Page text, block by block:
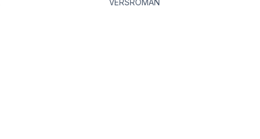
VERSROMAN